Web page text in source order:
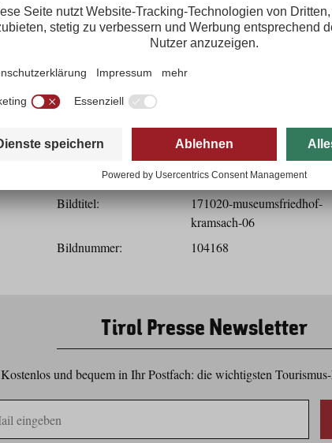
Bilddaten
Bildtitel:
171020-museumsfriedhof-
kramsach-06
Bildnummer:
104168
Tirol Presse Newsletter
Kostenlos und bequem in Ihr Postfach: die wichtigsten